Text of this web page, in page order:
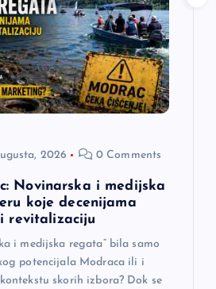
2026 0 Comments
Novinarska i medijska
koje decenijama
revitalizaciju
i medijska regata“ bila samo
potencijala Modraca ili i
skorih izbora? Dok se